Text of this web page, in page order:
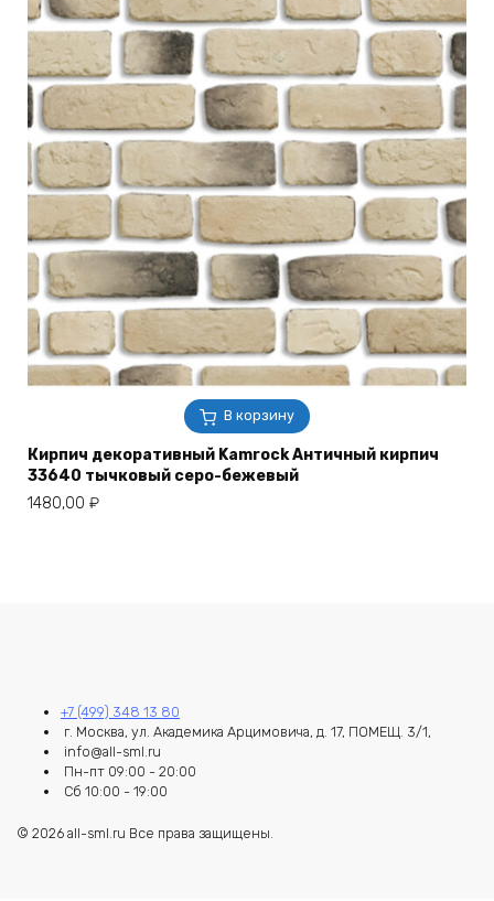
В корзину
Кирпич декоративный Kamrock Античный кирпич
33640 тычковый серо-бежевый
1480,00 ₽
+7 (499) 348 13 80
г. Москва, ул. Академика Арцимовича, д. 17, ПОМЕЩ. 3/1,
info@all-sml.ru
Пн-пт 09:00 - 20:00
Сб 10:00 - 19:00
© 2026 all-sml.ru Все права защищены.